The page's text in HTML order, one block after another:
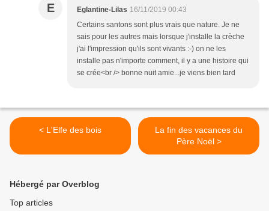
E Eglantine-Lilas 16/11/2019 00:43
Certains santons sont plus vrais que nature. Je ne
sais pour les autres mais lorsque j'installe la crèche
j'ai l'impression qu'ils sont vivants :-) on ne les
installe pas n'importe comment, il y a une histoire qui
se crée<br /> bonne nuit amie...je viens bien tard
< L'Elfe des bois
La fin des vacances du
Père Noël >
Hébergé par Overblog
Top articles